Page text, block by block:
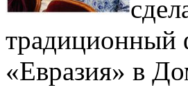
традиционный
«Евразия» в